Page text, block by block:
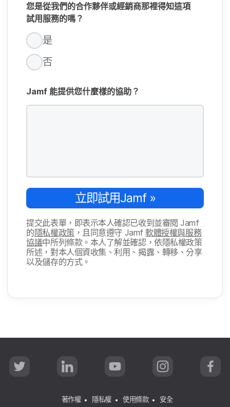
您​是​從​我們​的​合作​夥伴​或​經銷商​那​裡​得知​這​項​
試用​服務​的​嗎？
是
否
Jamf 能​提供​您什麼樣​的​協助？
立即​試用Jamf »
提交​此​表單，​即​表示​本​人​確認​已​收到​並​審閱 Jamf
的隱私權​政策，​且​同意​遵守Jamf軟體​授權​與​服務​
協議中​所​列​條款。​本人​了​解​並​確認，​依隱私權​政策​
所述，​對​本​人​個​資收集、​利用、​揭露、​轉移、​分享​
以及​儲存​的​方式。
著作權 隱私權 使用條款 安全
T
w
L
i
e
d
Y
o
u
b
I
n
a
g
F
a